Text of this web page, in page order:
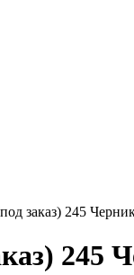
заказ) 245
245